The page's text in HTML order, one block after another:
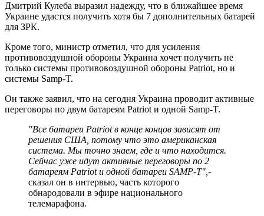
Дмитрий Кулеба выразил надежду, что в ближайшее время
Украине удастся получить хотя бы 7 дополнительных батарей
для ЗРК.
Кроме того, министр отметил, что для усиления
противовоздушной обороны Украина хочет получить не
только системы противовоздушной обороны Patriot, но и
системы Samp-T.
Он также заявил, что на сегодня Украина проводит активные
переговоры по двум батареям Patriot и одной Samp-T.
"Все батареи Patriot в конце концов зависят от
решения США, потому что это американская
система. Мы точно знаем, где и что находится.
Сейчас уже идут активные переговоры по 2
батареям Patriot и одной батареи SAMP-T",-
сказал он в интервью, часть которого
обнародовали в эфире национального
телемарафона.